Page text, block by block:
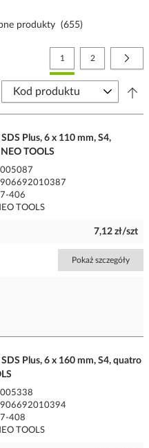
produkty (655)
Strona
Aktualnie czytasz stronę
1 Strona
2
Plus, 6 x 110 mm, S4,
TOOLS
406
TOOLS
7,12 zł/szt
Pokaż szczegóły
Plus, 6 x 160 mm, S4, quatro
408
TOOLS